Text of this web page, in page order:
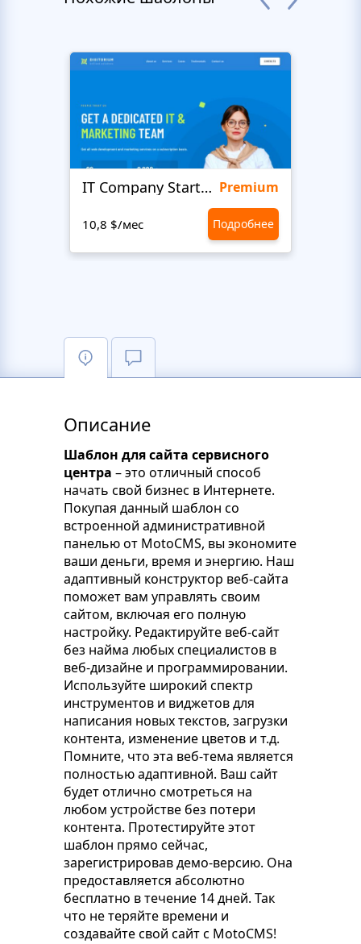
IT Company Startup Premium
10,8 $/мес Подробнее
Описание
Шаблон для сайта сервисного
центра – это отличный способ
начать свой бизнес в Интернете.
Покупая данный шаблон со
встроенной административной
панелью от MotoCMS, вы экономите
ваши деньги, время и энергию. Наш
адаптивный конструктор веб-сайта
поможет вам управлять своим
сайтом, включая его полную
настройку. Редактируйте веб-сайт
без найма любых специалистов в
веб-дизайне и программировании.
Используйте широкий спектр
инструментов и виджетов для
написания новых текстов, загрузки
контента, изменение цветов и т.д.
Помните, что эта веб-тема является
полностью адаптивной. Ваш сайт
будет отлично смотреться на
любом устройстве без потери
контента. Протестируйте этот
шаблон прямо сейчас,
зарегистрировав демо-версию. Она
предоставляется абсолютно
бесплатно в течение 14 дней. Так
что не теряйте времени и
создавайте свой сайт с MotoCMS!